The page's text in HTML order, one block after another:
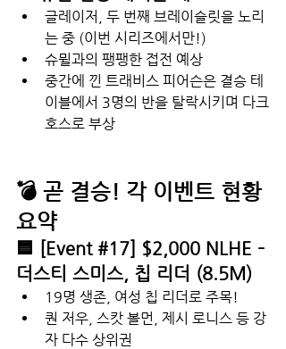
글레이저, 두 번째 브레이슬릿을 노리
는 중 (이번 시리즈에서만!)
슈뮐과의 팽팽한 접전 예상
중간에 낀 트래비스 피어슨은 결승 테
이블에서 3명의 반을 탈락시키며 다크
호스로 부상
💣 곧 결승! 각 이벤트 현황
요약
🟦 [Event #17 ] $2,000 NLHE –
더스티 스미스, 칩 리더 (8.5M)
19명 생존, 여성 칩 리더로 주목!
퀀 저우, 스캇 볼먼, 제시 로니스 등 강
자 다수 상위권